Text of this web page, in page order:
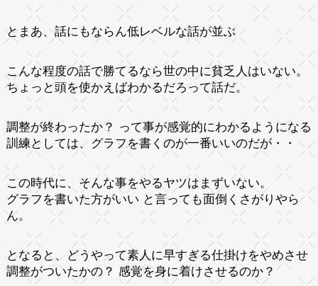
とまあ、話にもならん低レベルな話が並ぶ
こんな程度の話で勝てるなら世の中に貧乏人はいない。
ちょっと頭を使かえばわかるだろって話だ。
調整が終わったか？ って事が感覚的にわかるようになる
訓練としては、グラフを書くのが一番いいのだが・・
この時代に、そんな事をやるヤツはまずいない。
グラフを書いた方がいい と言っても面倒くさがりやら
ん。
となると、どうやって素人に早すぎる仕掛けをやめさせ
調整がついたかの？ 感覚を身に着けさせるのか？